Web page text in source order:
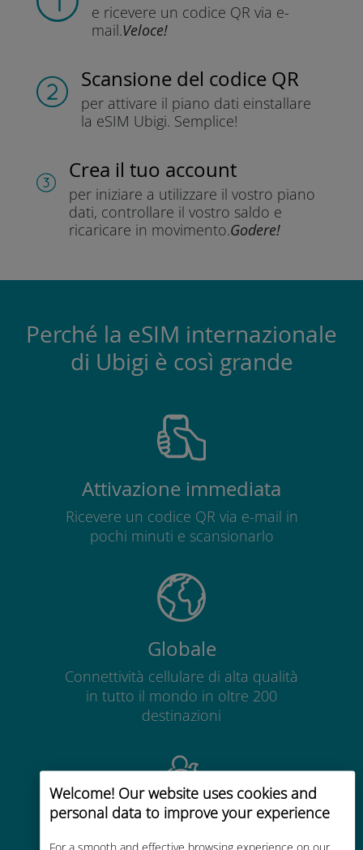
Welcome! Our website uses cookies and
personal data to improve your experience
For a smooth and effective browsing experience on our
e ricevere un codice QR via e-
mail.Veloce!
Scansione del codice QR
per attivare il piano dati einstallare
la eSIM Ubigi. Semplice!
Crea il tuo account
per iniziare a utilizzare il vostro piano
dati, controllare il vostro saldo e
ricaricare in movimento.Godere!
Perché la eSIM internazionale
di Ubigi è così grande
Attivazione immediata
Ricevere un codice QR via e-mail in
pochi minuti e scansionarlo
Globale
Connettività cellulare di alta qualità
in tutto il mondo in oltre 200
destinazioni
Economico